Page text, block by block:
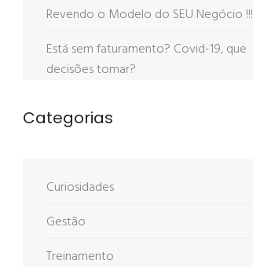
Revendo o Modelo do SEU Negócio !!!
Está sem faturamento? Covid-19, que
decisões tomar?
Categorias
Curiosidades
Gestão
Treinamento